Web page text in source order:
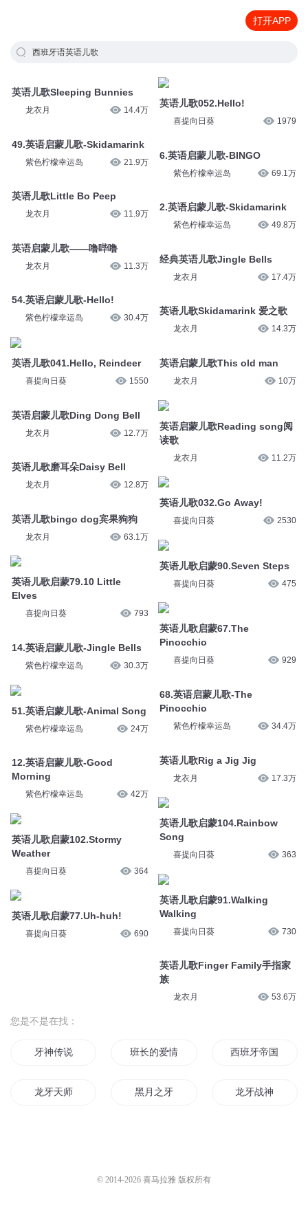
打开APP
西班牙语英语儿歌
英语儿歌Sleeping Bunnies
龙衣月 14.4万
49.英语启蒙儿歌-Skidamarink
紫色柠檬幸运岛 21.9万
英语儿歌Little Bo Peep
龙衣月 11.9万
英语启蒙儿歌——噜哔噜
龙衣月 11.3万
54.英语启蒙儿歌-Hello!
紫色柠檬幸运岛 30.4万
英语儿歌041.Hello, Reindeer
喜提向日葵 1550
英语启蒙儿歌Ding Dong Bell
龙衣月 12.7万
英语儿歌磨耳朵Daisy Bell
龙衣月 12.8万
英语儿歌bingo dog宾果狗狗
龙衣月 63.1万
英语儿歌启蒙79.10 Little
Elves
喜提向日葵 793
14.英语启蒙儿歌-Jingle Bells
紫色柠檬幸运岛 30.3万
51.英语启蒙儿歌-Animal Song
紫色柠檬幸运岛 24万
12.英语启蒙儿歌-Good
Morning
紫色柠檬幸运岛 42万
英语儿歌启蒙102.Stormy
Weather
喜提向日葵 364
英语儿歌启蒙77.Uh-huh!
喜提向日葵 690
英语儿歌052.Hello!
喜提向日葵 1979
6.英语启蒙儿歌-BINGO
紫色柠檬幸运岛 69.1万
2.英语启蒙儿歌-Skidamarink
紫色柠檬幸运岛 49.8万
经典英语儿歌Jingle Bells
龙衣月 17.4万
英语儿歌Skidamarink 爱之歌
龙衣月 14.3万
英语启蒙儿歌This old man
龙衣月 10万
英语启蒙儿歌Reading song阅
读歌
龙衣月 11.2万
英语儿歌032.Go Away!
喜提向日葵 2530
英语儿歌启蒙90.Seven Steps
喜提向日葵 475
英语儿歌启蒙67.The
Pinocchio
喜提向日葵 929
68.英语启蒙儿歌-The
Pinocchio
紫色柠檬幸运岛 34.4万
英语儿歌Rig a Jig Jig
龙衣月 17.3万
英语儿歌启蒙104.Rainbow
Song
喜提向日葵 363
英语儿歌启蒙91.Walking
Walking
喜提向日葵 730
英语儿歌Finger Family手指家
族
龙衣月 53.6万
您是不是在找：
牙神传说 班长的爱情 西班牙帝国复兴
龙牙天师 黑月之牙 龙牙战神
© 2014-2026 喜马拉雅 版权所有